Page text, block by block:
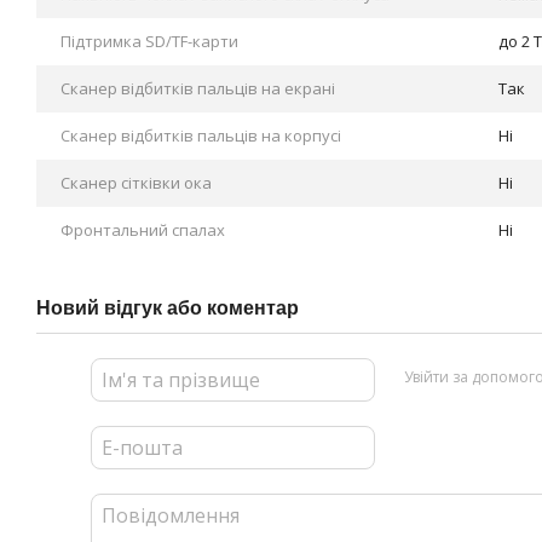
Підтримка SD/TF-карти до 2
Сканер відбитків пальців на екрані Так
Сканер відбитків пальців на корпусі Ні
Сканер сітківки ока Ні
Фронтальний спалах Ні
Новий відгук або коментар
Увійти за